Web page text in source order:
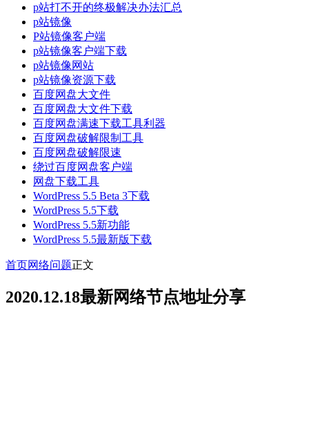
p站打不开的终极解决办法汇总
p站镜像
P站镜像客户端
p站镜像客户端下载
p站镜像网站
p站镜像资源下载
百度网盘大文件
百度网盘大文件下载
百度网盘满速下载工具利器
百度网盘破解限制工具
百度网盘破解限速
绕过百度网盘客户端
网盘下载工具
WordPress 5.5 Beta 3下载
WordPress 5.5下载
WordPress 5.5新功能
WordPress 5.5最新版下载
首页网络问题正文
2020.12.18最新网络节点地址分享